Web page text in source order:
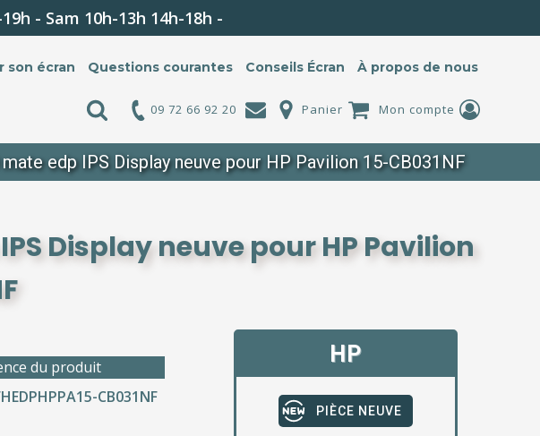
- Sam 10h-13h 14h-18h -
son écran Questions courantes Conseils Écran À propos de nous
09 72 66 92 20 Panier Mon compte
edp IPS Display neuve pour HP Pavilion 15-CB031NF
Display neuve pour HP Pavilion
du produit
CB031NF
HP
PIÈCE NEUVE